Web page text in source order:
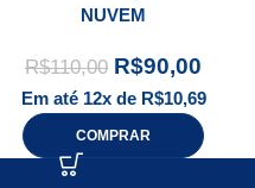
NUVEM
R$110,00 R$90,00
Em até 12x de R$10,69
COMPRAR